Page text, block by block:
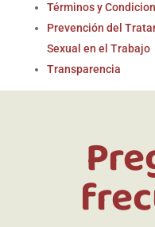
Términos y
Prevención del
Sexual en el Trabajo
Transparencia